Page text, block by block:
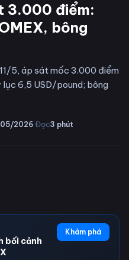
3.000 điểm:
bông
5, áp sát mốc 3.000 điểm
6,5 USD/pound; bông
2026·Đọc3 phút
bối cảnh
Khám phá